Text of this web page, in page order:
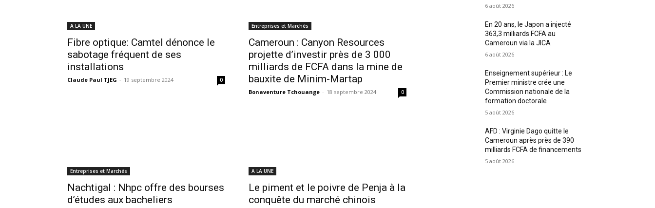
A LA UNE
Fibre optique: Camtel dénonce le
sabotage fréquent de ses
installations
Claude Paul TJEG - 19 septembre 2024 0
Entreprises et Marchés
Cameroun : Canyon Resources
projette d’investir près de 3 000
milliards de FCFA dans la mine de
bauxite de Minim-Martap
Bonaventure Tchouange - 18 septembre 2024 0
Entreprises et Marchés
Nachtigal : Nhpc offre des bourses
d’études aux bacheliers
A LA UNE
Le piment et le poivre de Penja à la
conquête du marché chinois
6 août 2026
En 20 ans, le Japon a injecté
363,3 milliards FCFA au
Cameroun via la JICA
6 août 2026
Enseignement supérieur : Le
Premier ministre crée une
Commission nationale de la
formation doctorale
5 août 2026
AFD : Virginie Dago quitte le
Cameroun après près de 390
milliards FCFA de financements
5 août 2026